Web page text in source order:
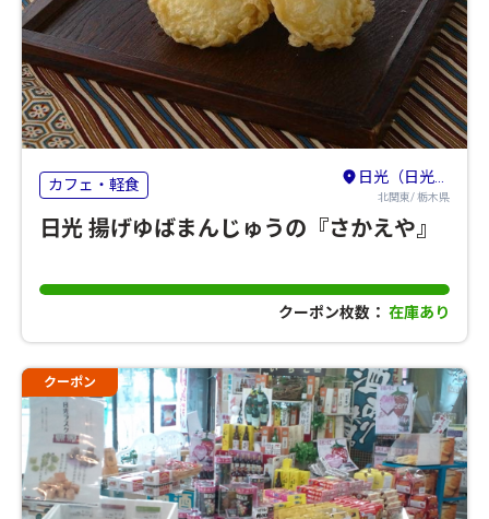
カフェ・軽食 日光（日光・鬼怒川・湯西川・今市・足尾）
北関東/ 栃木県
日光 揚げゆばまんじゅうの『さかえや』
クーポン枚数： 在庫あり
クーポン